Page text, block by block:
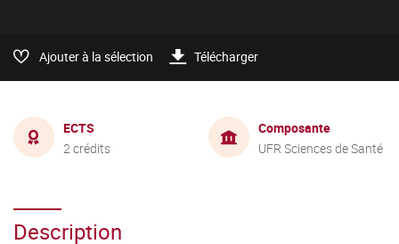
Ajouter à la sélection Télécharger
ECTS
2 crédits
Composante
UFR Sciences de Santé
Description